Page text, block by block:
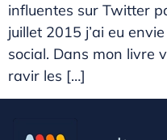
influentes sur Twitter
juillet 2015 j’ai eu
social. Dans mon livre
ravir les […]